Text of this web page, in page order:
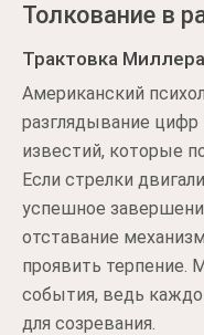
Толкование в
Трактовка Миллера
Американский
разглядывание
известий, которые
Если стрелки
успешное
отставание
проявить терпение.
события, ведь
для созревания.